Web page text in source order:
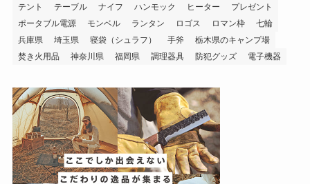
テント
テーブル ナイフ ハンモック ヒーター
プレゼント
ポータブル電源
モンベル ランタン ロゴス ロマン枠
七輪
兵庫県
埼玉県 寝袋（シュラフ） 手斧
栃木県のキャンプ場
焚き火用品
神奈川県 福岡県 調理器具 防犯グッズ 電子機器